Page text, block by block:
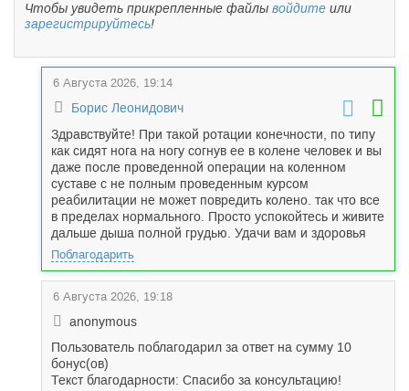
Чтобы увидеть прикрепленные файлы войдите или
зарегистрируйтесь!
6 Августа 2026, 19:14
Борис Леонидович
Здравствуйте! При такой ротации конечности, по типу
как сидят нога на ногу согнув ее в колене человек и вы
даже после проведенной операции на коленном
суставе с не полным проведенным курсом
реабилитации не может повредить колено. так что все
в пределах нормального. Просто успокойтесь и живите
дальше дыша полной грудью. Удачи вам и здоровья
Поблагодарить
6 Августа 2026, 19:18
anonymous
Пользователь поблагодарил за ответ на сумму 10
бонус(ов)
Текст благодарности: Спасибо за консультацию!